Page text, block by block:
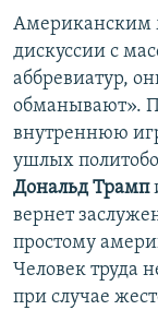
Американским
дискуссии с
аббревиатур,
обманывают».
внутреннюю
ушлых
Дональд Трамп
вернет
простому
Человек труда
при случае